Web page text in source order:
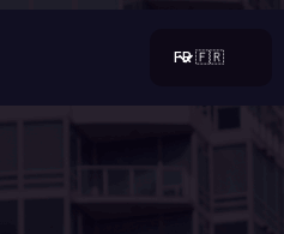
FR 🇫🇷